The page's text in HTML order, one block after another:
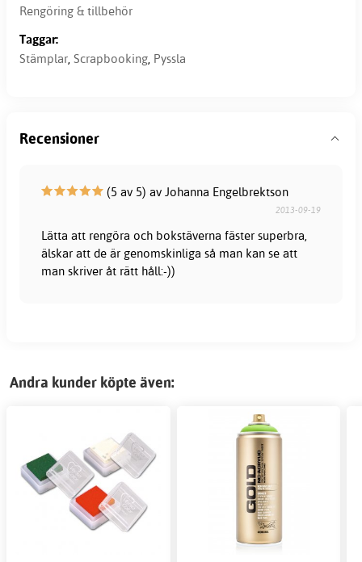
Rengöring & tillbehör
Taggar:
Stämplar Scrapbooking Pyssla
Recensioner
(5 av 5) av Johanna Engelbrektson
2013-09-19
Lätta att rengöra och bokstäverna fäster superbra,
älskar att de är genomskinliga så man kan se att
man skriver åt rätt håll:-))
Andra kunder köpte även: